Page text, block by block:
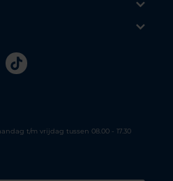
Tiktok
t/m vrijdag tussen 08.00 - 17.30